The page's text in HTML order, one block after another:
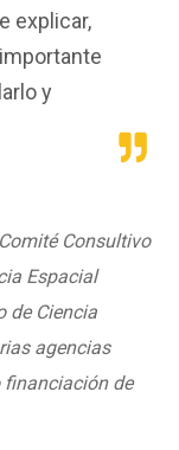
explicar,
y
Consultivo
Espacial
de Ciencia
agencias
financiación de